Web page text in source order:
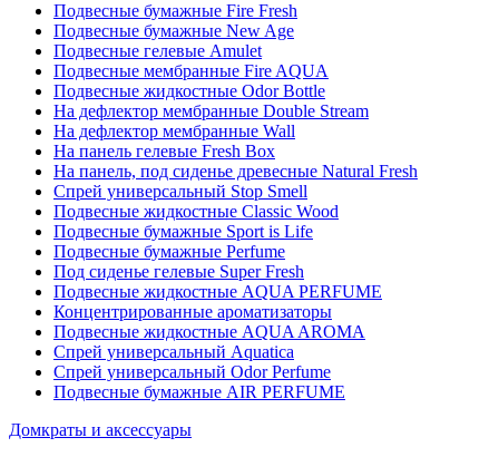
Подвесные бумажные Fire Fresh
Подвесные бумажные New Age
Подвесные гелевые Amulet
Подвесные мембранные Fire AQUA
Подвесные жидкостные Odor Bottle
На дефлектор мембранные Double Stream
На дефлектор мембранные Wall
На панель гелевые Fresh Box
На панель, под сиденье древесные Natural Fresh
Спрей универсальный Stop Smell
Подвесные жидкостные Classic Wood
Подвесные бумажные Sport is Life
Подвесные бумажные Perfume
Под сиденье гелевые Super Fresh
Подвесные жидкостные AQUA PERFUME
Концентрированные ароматизаторы
Подвесные жидкостные AQUA AROMA
Спрей универсальный Aquatica
Спрей универсальный Odor Perfume
Подвесные бумажные AIR PERFUME
Домкраты и аксессуары